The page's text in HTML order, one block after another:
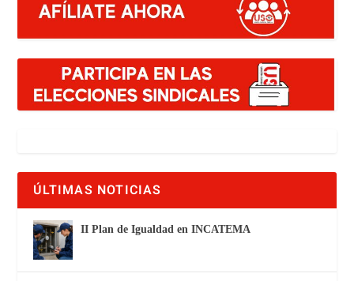
ÚLTIMAS NOTICIAS
II Plan de Igualdad en INCATEMA